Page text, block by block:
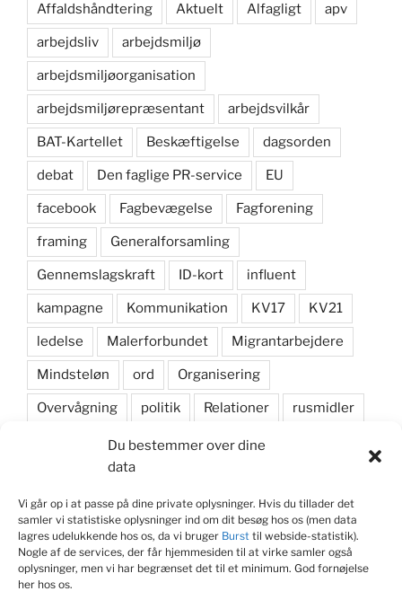
Du bestemmer over dine
data
Vi går op i at passe på dine private oplysninger. Hvis du tillader det
samler vi statistiske oplysninger ind om dit besøg hos os (men data
lagres udelukkende hos os, da vi bruger Burst til webside-statistik).
Nogle af de services, der får hjemmesiden til at virke samler også
oplysninger, men vi har begrænset det til et minimum. God fornøjelse
her hos os.
Affaldshåndtering Aktuelt Alfagligt apv
arbejdsliv arbejdsmiljø
arbejdsmiljøorganisation
arbejdsmiljørepræsentant arbejdsvilkår
BAT-Kartellet Beskæftigelse dagsorden
debat Den faglige PR-service EU
facebook Fagbevægelse Fagforening
framing Generalforsamling
Gennemslagskraft ID-kort influent
kampagne Kommunikation KV17 KV21
ledelse Malerforbundet Migrantarbejdere
Mindsteløn ord Organisering
Overvågning politik Relationer rusmidler
samarbejde Samfundsansvar
skyddsombud
sociale medier Strategi valgkamp
KONTAKT JOURNALIST